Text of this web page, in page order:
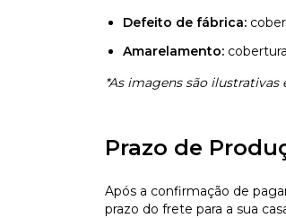
Defeito de fábrica:
Amarelamento:
*As imagens são
Prazo de
Após a confirmação de
prazo do frete para a sua